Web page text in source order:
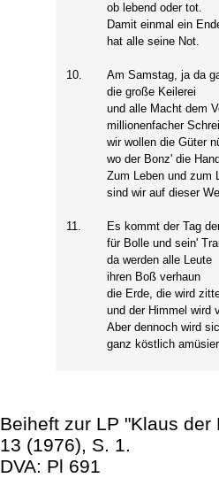
ob lebend oder tot.
Damit einmal ein
hat alle seine Not.
10.
Am Samstag, ja da
die große Keilerei
und alle Macht dem
millionenfacher
wir wollen die Güter
wo der Bonz' die
Zum Leben und zum
sind wir auf dieser
11.
Es kommt der Tag
für Bolle und sein'
da werden alle Leute
ihren Boß verhaun
die Erde, die wird
und der Himmel wird
Aber dennoch wird
ganz köstlich
Beiheft zur LP "Klaus
13 (1976), S. 1.
DVA: Pl 691